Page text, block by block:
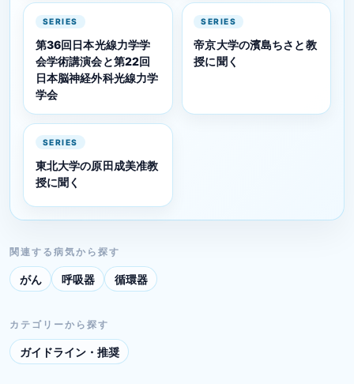
SERIES
第36回日本光線力学学
会学術講演会と第22回
日本脳神経外科光線力学
学会
SERIES
帝京大学の濱島ちさと教
授に聞く
SERIES
東北大学の原田成美准教
授に聞く
関連する病気から探す
がん 呼吸器 循環器
カテゴリーから探す
ガイドライン・推奨